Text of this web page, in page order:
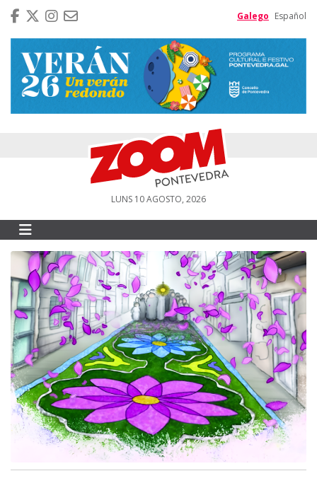
Galego Español
LUNS 10 AGOSTO, 2026